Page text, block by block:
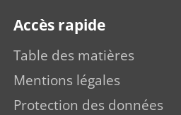
Accès rapide
Table des matières
Mentions légales
Protection des données